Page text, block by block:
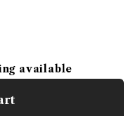
available